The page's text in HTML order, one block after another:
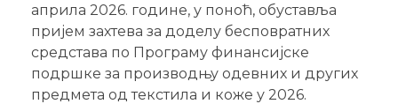
априла 2026. године, у поноћ, обуставља
пријем захтева за доделу бесповратних
средстава по Програму финансијске
подршке за производњу одевних и других
предмета од текстила и коже у 2026.